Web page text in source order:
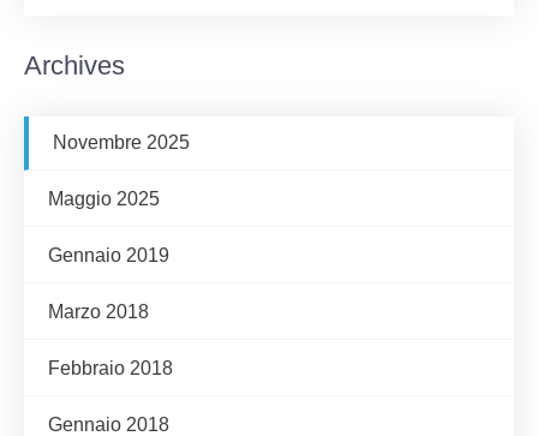
Archives
Novembre 2025
Maggio 2025
Gennaio 2019
Marzo 2018
Febbraio 2018
Gennaio 2018